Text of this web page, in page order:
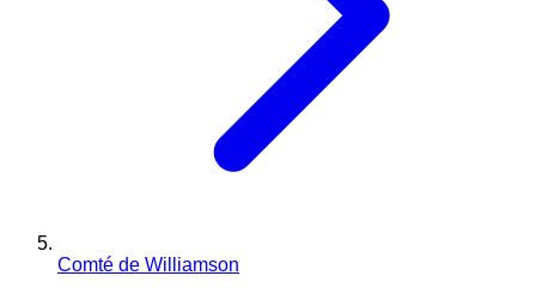
Comté de Williamson